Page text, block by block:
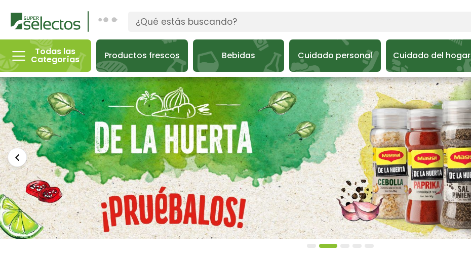
Todas las
Categorías Productos frescos Bebidas Cuidado personal Cuidado del hogar
Anterior